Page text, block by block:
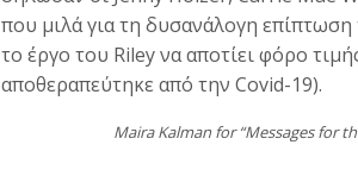
που μιλά για τη δυσανάλογη
το έργο του Riley να αποτίει φόρο
αποθεραπεύτηκε από την Covid-19).
Maira Kalman for “Messages for